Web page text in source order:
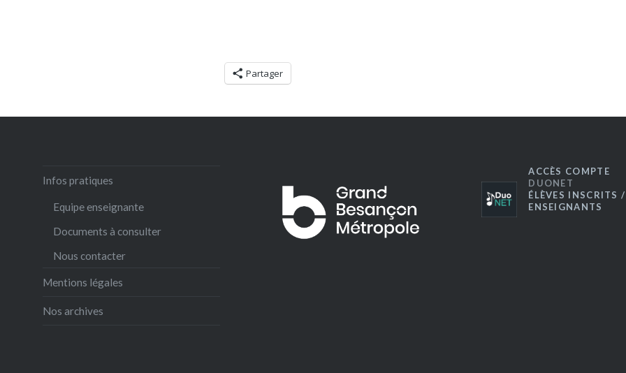
Partager
Infos pratiques
Equipe enseignante
Documents à consulter
Nous contacter
Mentions légales
Nos archives
ACCÈS COMPTE
DUONET
ÉLÈVES INSCRITS /
ENSEIGNANTS